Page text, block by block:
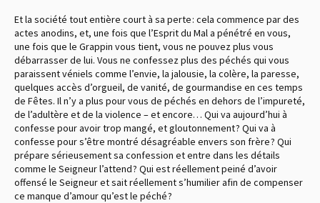
Et la société tout entière court à sa perte : cela commence par des
actes anodins, et, une fois que l’Esprit du Mal a pénétré en vous,
une fois que le Grappin vous tient, vous ne pouvez plus vous
débarrasser de lui. Vous ne confessez plus des péchés qui vous
paraissent véniels comme l’envie, la jalousie, la colère, la paresse,
quelques accès d’orgueil, de vanité, de gourmandise en ces temps
de Fêtes. Il n’y a plus pour vous de péchés en dehors de l’impureté,
de l’adultère et de la violence – et encore… Qui va aujourd’hui à
confesse pour avoir trop mangé, et gloutonnement ? Qui va à
confesse pour s’être montré désagréable envers son frère ? Qui
prépare sérieusement sa confession et entre dans les détails
comme le Seigneur l’attend ? Qui est réellement peiné d’avoir
offensé le Seigneur et sait réellement s’humilier afin de compenser
ce manque d’amour qu’est le péché ?